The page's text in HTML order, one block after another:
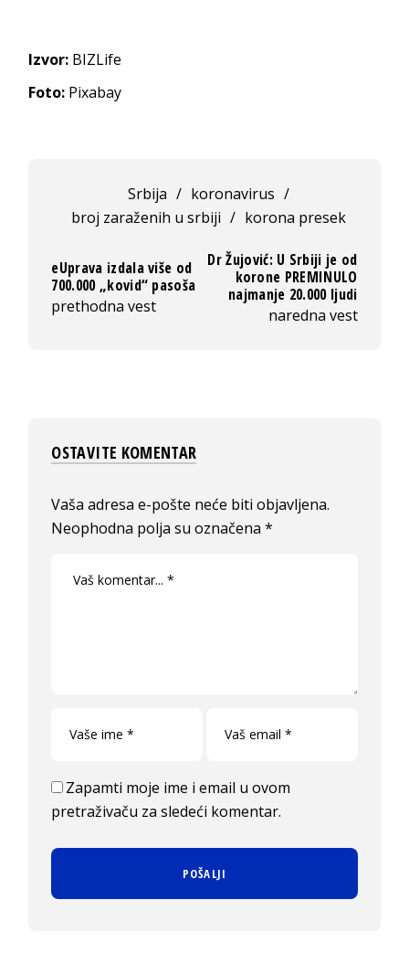
Izvor: BIZLife
Foto: Pixabay
Srbija / koronavirus /
broj zaraženih u srbiji / korona presek
eUprava izdala više od
700.000 „kovid“ pasoša
prethodna vest
Dr Žujović: U Srbiji je od
korone PREMINULO
najmanje 20.000 ljudi
naredna vest
OSTAVITE KOMENTAR
Vaša adresa e-pošte neće biti objavljena.
Neophodna polja su označena*
Zapamti moje ime i email u ovom
pretraživaču za sledeći komentar.